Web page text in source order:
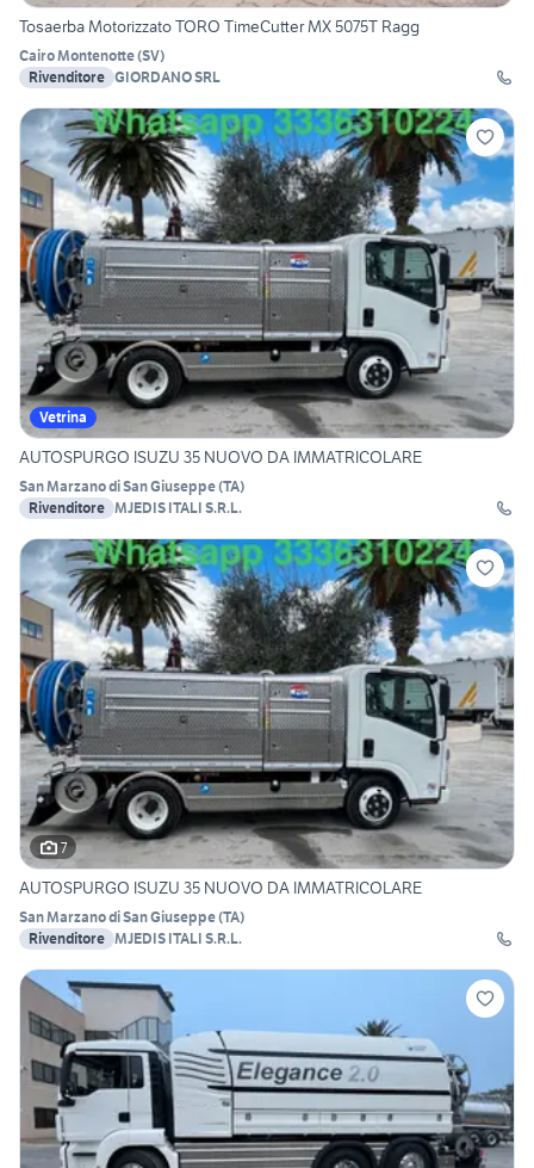
Tosaerba Motorizzato TORO TimeCutter MX 5075T Ragg
Cairo Montenotte(SV)
Rivenditore GIORDANO SRL
Vetrina
AUTOSPURGO ISUZU 35 NUOVO DA IMMATRICOLARE
San Marzano di San Giuseppe(TA)
Rivenditore MJEDIS ITALI S.R.L.
7
AUTOSPURGO ISUZU 35 NUOVO DA IMMATRICOLARE
San Marzano di San Giuseppe(TA)
Rivenditore MJEDIS ITALI S.R.L.